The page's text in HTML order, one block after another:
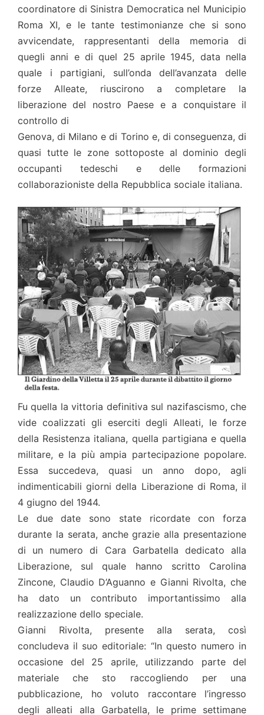
coordinatore di Sinistra Democratica nel Municipio
Roma XI, e le tante testimonianze che si sono
avvicendate, rappresentanti della memoria di
quegli anni e di quel 25 aprile 1945, data nella
quale i partigiani, sull’onda dell’avanzata delle
forze Alleate, riuscirono a completare la
liberazione del nostro Paese e a conquistare il
controllo di
Genova, di Milano e di Torino e, di conseguenza, di
quasi tutte le zone sottoposte al dominio degli
occupanti tedeschi e delle formazioni
collaborazioniste della Repubblica sociale italiana.
Fu quella la vittoria definitiva sul nazifascismo, che
vide coalizzati gli eserciti degli Alleati, le forze
della Resistenza italiana, quella partigiana e quella
militare, e la più ampia partecipazione popolare.
Essa succedeva, quasi un anno dopo, agli
indimenticabili giorni della Liberazione di Roma, il
4 giugno del 1944.
Le due date sono state ricordate con forza
durante la serata, anche grazie alla presentazione
di un numero di Cara Garbatella dedicato alla
Liberazione, sul quale hanno scritto Carolina
Zincone, Claudio D’Aguanno e Gianni Rivolta, che
ha dato un contributo importantissimo alla
realizzazione dello speciale.
Gianni Rivolta, presente alla serata, così
concludeva il suo editoriale: “In questo numero in
occasione del 25 aprile, utilizzando parte del
materiale che sto raccogliendo per una
pubblicazione, ho voluto raccontare l’ingresso
degli alleati alla Garbatella, le prime settimane